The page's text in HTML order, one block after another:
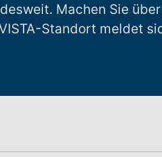
Machen Sie
Standort meldet